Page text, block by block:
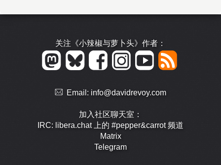
关注《小辣椒与萝卜头》作者：
Email: info@davidrevoy.com
加入社区聊天室：
IRC: libera.chat 上的 #pepper&carrot 频道
Matrix
Telegram